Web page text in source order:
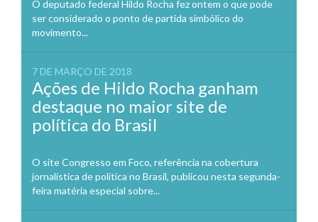
O deputado federal Hildo Rocha fez ontem o que pode
ser considerado o ponto de partida simbólico do
movimento...
7 DE MARÇO DE 2018
Ações de Hildo Rocha ganham
destaque no maior site de
política do Brasil
O site Congresso em Foco, referência na cobertura
jornalística de política no Brasil, publicou nesta segunda-
feira matéria especial sobre...